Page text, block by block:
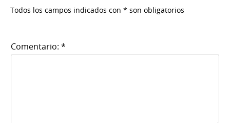
Todos los campos indicados con * son obligatorios
Comentario: *